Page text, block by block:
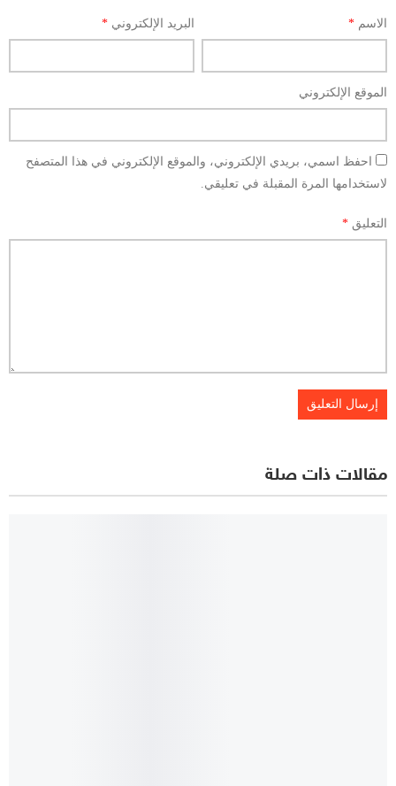
الاسم * البريد الإلكتروني*
الموقع الإلكتروني
احفظ اسمي، بريدي الإلكتروني، والموقع الإلكتروني في هذا المتصفح
لاستخدامها المرة المقبلة في تعليقي.
التعليق *
مقالات ذات صلة